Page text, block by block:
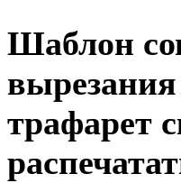
Шаблон
трафарет